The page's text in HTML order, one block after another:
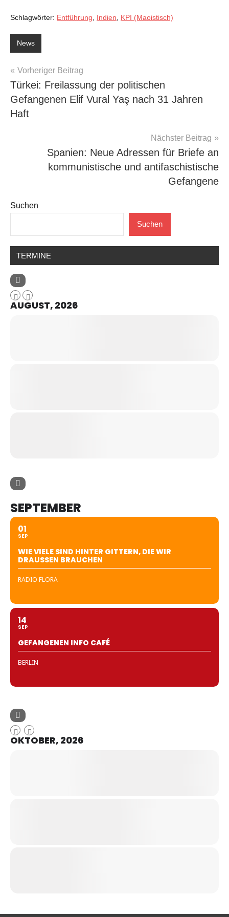
Schlagwörter: Entführung Indien KPI (Maoistisch)
News
Beitragsnavigation
Vorheriger Beitrag
Türkei: Freilassung der politischen
Gefangenen Elif Vural Yaş nach 31 Jahren
Haft
Nächster Beitrag
Spanien: Neue Adressen für Briefe an
kommunistische und antifaschistische
Gefangene
Suchen
Suchen
TERMINE
AUGUST, 2026
SEPTEMBER
01
SEP
WIE VIELE SIND HINTER GITTERN, DIE WIR
DRAUSSEN BRAUCHEN
RADIO FLORA
14
SEP
GEFANGENEN INFO CAFÉ
BERLIN
OKTOBER, 2026